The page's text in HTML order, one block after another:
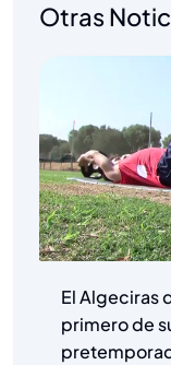
Otras
El Algeciras
primero de